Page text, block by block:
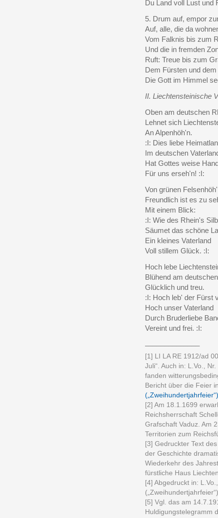
Du Land voll Lust und
5. Drum auf, empor
Auf, alle, die da
Vom Falknis bis zum
Und die in fremden
Ruft: Treue bis zum
Dem Fürsten und
Die Gott im Himmel
II. Liechtensteinische
Oben am deutschen
Lehnet sich
An Alpenhöh'n.
:I: Dies liebe
Im deutschen
Hat Gottes weise
Für uns erseh'n! :I:
Von grünen
Freundlich ist es zu
Mit einem Blick:
:I: Wie des Rhein's
Säumet das schöne
Ein kleines Vaterland
Voll stillem Glück. :I:
Hoch lebe
Blühend am
Glücklich und treu.
:I: Hoch leb' der Fürst
Hoch unser Vaterland
Durch Bruderliebe
Vereint und frei. :I:
[1] LI LA RE 1912/ad
Juli“. Auch in: L.Vo.,
fanden
Bericht über die Feier
(„Zweihundertjahrfeier“)
[2] Am 18.1.1699
Reichsherrschaft
Grafschaft Vaduz. Am
Territorien zum
[3] Gedruckter Text
der Geschichte
Wiederkehr des
fürstliche Haus
[4] Abgedruckt in:
[5] Vgl. das am
Huldigungstelegramm